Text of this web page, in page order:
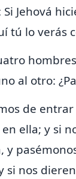
Jehová
tú lo verás
al otro:
de
ella; y si
y
si nos